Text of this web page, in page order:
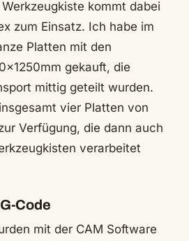
kommt dabei
zum Einsatz. Ich habe im
Platten mit den
gekauft, die
mittig geteilt wurden.
vier Platten von
Verfügung, die dann auch
verarbeitet
Code
mit der CAM Software